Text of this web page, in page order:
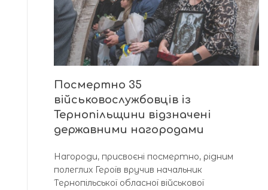
Посмертно 35
військовослужбовців із
Тернопільщини відзначені
державними нагородами
Нагороди, присвоєні посмертно, рідним
полеглих Героїв вручив начальник
Тернопільської обласної військової